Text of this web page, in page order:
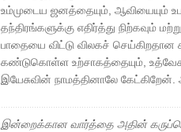
உம்முடைய ஜனத்தையும், ஆவியையும்
தந்திரங்களுக்கு எதிர்த்து
பாதையை விட்டு விலகச்
கண்டுகொள்ள உற்சாகத்தையும்,
இயேசுவின் நாமத்தினாலே
இன்றைக்கான வார்த்தை அதின்